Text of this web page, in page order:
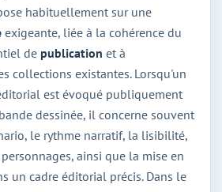
habituellement sur une
exigeante, liée à la cohérence du
de publication et à
collections existantes. Lorsqu'un
est évoqué publiquement
dessinée, il concerne souvent
le rythme narratif, la lisibilité,
ainsi que la mise en
un cadre éditorial précis. Dans le